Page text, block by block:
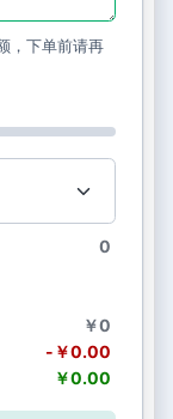
，下单前请再
0
￥0
-￥0.00
￥0.00